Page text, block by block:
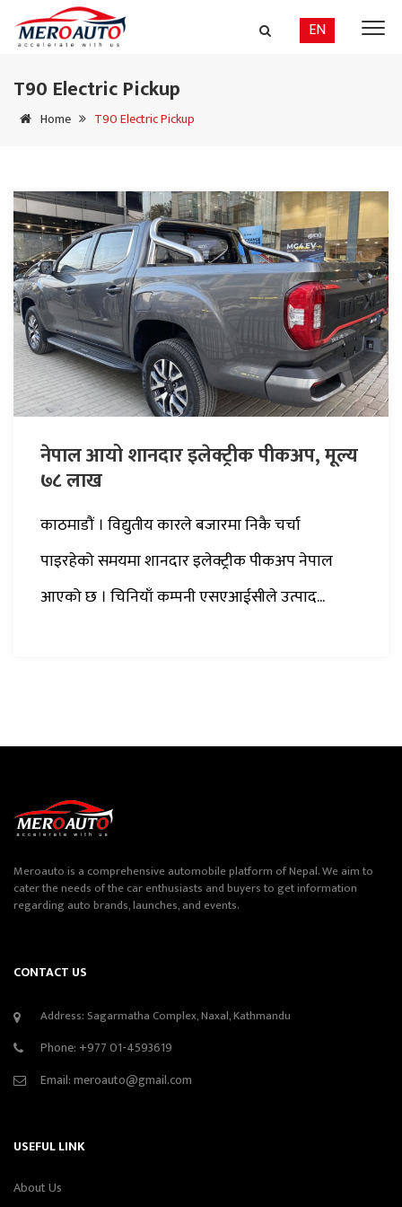
EN
T90 Electric Pickup
Home T90 Electric Pickup
नेपाल आयो शानदार इलेक्ट्रीक पीकअप, मूल्य
७८ लाख
काठमाडौं । विद्युतीय कारले बजारमा निकै चर्चा
पाइरहेको समयमा शानदार इलेक्ट्रीक पीकअप नेपाल
आएको छ । चिनियाँ कम्पनी एसएआईसीले उत्पाद...
Meroauto is a comprehensive automobile platform of Nepal. We aim to
cater the needs of the car enthusiasts and buyers to get information
regarding auto brands, launches, and events.
CONTACT US
Address: Sagarmatha Complex, Naxal, Kathmandu
Phone: +977 01-4593619
Email:meroauto@gmail.com
USEFUL LINK
About Us